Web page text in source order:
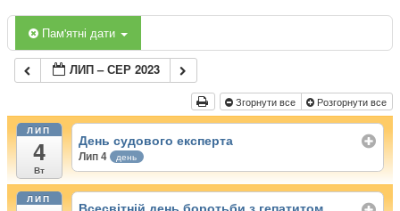
Пам'ятні дати
ЛИП – СЕР 2023
Згорнути все Розгорнути все
ЛИП
4
Вт
День судового експерта
Лип 4 день
ЛИП